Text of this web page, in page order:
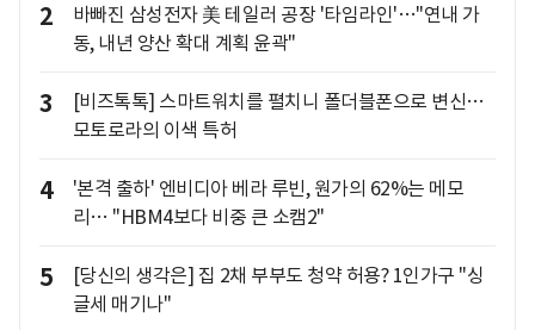
2
바빠진 삼성전자 美 테일러 공장 '타임라인'…"연내 가
동, 내년 양산 확대 계획 윤곽"
3
[비즈톡톡] 스마트워치를 펼치니 폴더블폰으로 변신…
모토로라의 이색 특허
4
'본격 출하' 엔비디아 베라 루빈, 원가의 62%는 메모
리… "HBM4보다 비중 큰 소캠2"
5
[당신의 생각은] 집 2채 부부도 청약 허용? 1인가구 "싱
글세 매기나"